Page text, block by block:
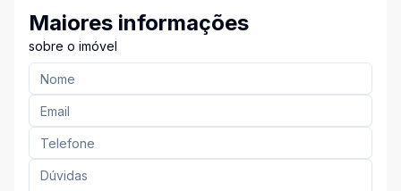
Maiores informações
sobre o imóvel